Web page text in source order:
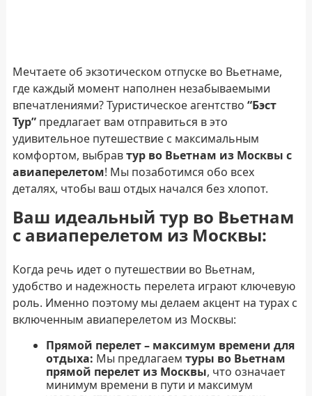
Мечтаете об экзотическом отпуске во Вьетнаме,
где каждый момент наполнен незабываемыми
впечатлениями? Туристическое агентство “Бэст
Тур”предлагает вам отправиться в это
удивительное путешествие с максимальным
комфортом, выбравтур во Вьетнам из Москвы с
авиаперелетом! Мы позаботимся обо всех
деталях, чтобы ваш отдых начался без хлопот.
Ваш идеальный тур во Вьетнам
с авиаперелетом из Москвы:
Когда речь идет о путешествии во Вьетнам,
удобство и надежность перелета играют ключевую
роль. Именно поэтому мы делаем акцент на турах с
включенным авиаперелетом из Москвы:
Прямой перелет – максимум времени для
отдыха: Мы предлагаем туры во Вьетнам
прямой перелет из Москвы, что означает
минимум времени в пути и максимум